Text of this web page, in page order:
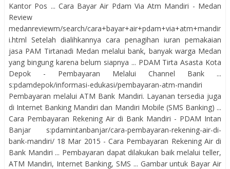
Kantor Pos ... Cara Bayar Air Pdam Via Atm Mandiri - Medan
Review
medanreviewm/search/cara+bayar+air+pdam+via+atm+mandir
i.html Setelah dialihkannya cara penagihan iuran pemakaian
jasa PAM Tirtanadi Medan melalui bank, banyak warga Medan
yang bingung karena belum siapnya ... PDAM Tirta Asasta Kota
Depok - Pembayaran Melalui Channel Bank ...
s:pdamdepok/informasi-edukasi/pembayaran-atm-mandiri
Pembayaran melalui ATM Bank Mandiri. Layanan tersedia juga
di Internet Banking Mandiri dan Mandiri Mobile (SMS Banking) ...
Cara Pembayaran Rekening Air di Bank Mandiri - PDAM Intan
Banjar s:pdamintanbanjar/cara-pembayaran-rekening-air-di-
bank-mandiri/ 18 Mar 2015 - Cara Pembayaran Rekening Air di
Bank Mandiri ... Pembayaran dapat dilakukan baik melalui teller,
ATM Mandiri, Internet Banking, SMS ... Gambar untuk Bayar Air